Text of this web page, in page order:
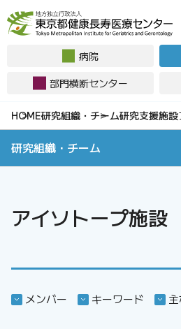
病院
部門横断センター
研究組織・チーム研究支援施設
研究組織・チーム
アイソトープ施設
メンバー キーワード